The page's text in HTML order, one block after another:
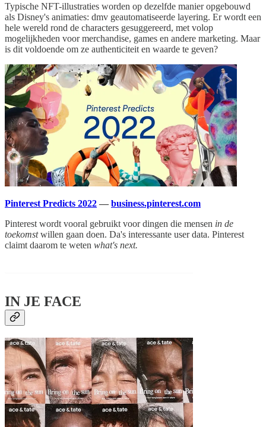
Typische NFT-illustraties worden op dezelfde manier opgebouwd
als Disney's animaties: dmv geautomatiseerde layering. Er wordt een
hele wereld rond de characters gesuggereerd, met volop
mogelijkheden voor merchandise, games en andere marketing. Maar
is dit voldoende om ze authenticiteit en waarde te geven?
Pinterest Predicts 2022 — business.pinterest.com
Pinterest wordt vooral gebruikt voor dingen die mensen in de
toekomstwillen gaan doen. Da's interessante user data. Pinterest
claimt daarom te weten what's next.
IN JE FACE